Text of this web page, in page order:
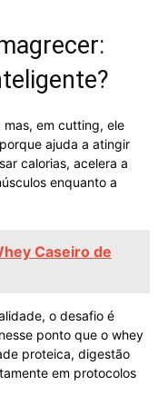
em cutting, ele
ajuda a atingir
calorias, acelera a
enquanto a
Caseiro de
o desafio é
ponto que o whey
proteica, digestão
em protocolos